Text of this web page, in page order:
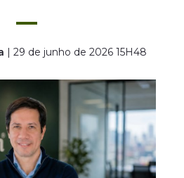
| 29 de junho de 2026 15H48